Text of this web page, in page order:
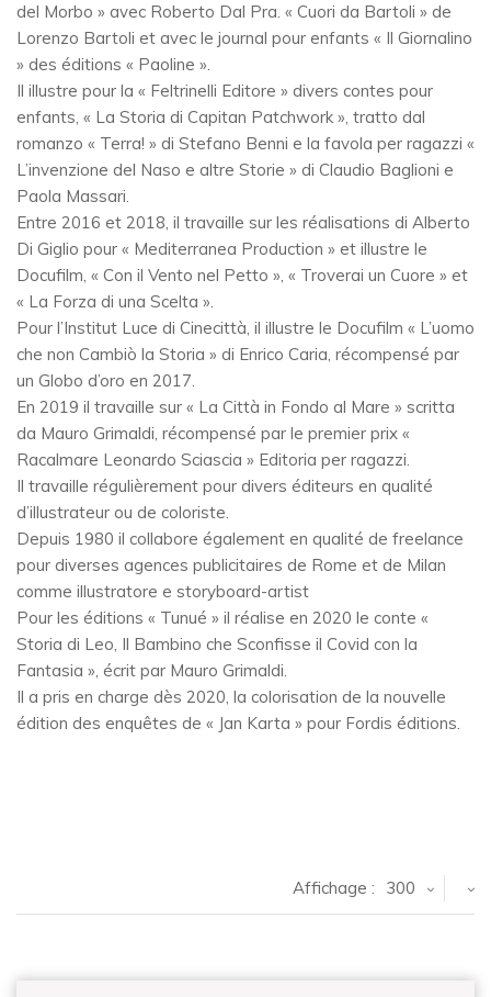
del Morbo » avec Roberto Dal Pra. « Cuori da Bartoli » de
Lorenzo Bartoli et avec le journal pour enfants « Il Giornalino
» des éditions « Paoline ».
Il illustre pour la « Feltrinelli Editore » divers contes pour
enfants, « La Storia di Capitan Patchwork », tratto dal
romanzo « Terra! » di Stefano Benni e la favola per ragazzi «
L’invenzione del Naso e altre Storie » di Claudio Baglioni e
Paola Massari.
Entre 2016 et 2018, il travaille sur les réalisations di Alberto
Di Giglio pour « Mediterranea Production » et illustre le
Docufilm, « Con il Vento nel Petto », « Troverai un Cuore » et
« La Forza di una Scelta ».
Pour l’Institut Luce di Cinecittà, il illustre le Docufilm « L’uomo
che non Cambiò la Storia » di Enrico Caria, récompensé par
un Globo d’oro en 2017.
En 2019 il travaille sur « La Città in Fondo al Mare » scritta
da Mauro Grimaldi, récompensé par le premier prix «
Racalmare Leonardo Sciascia » Editoria per ragazzi.
Il travaille régulièrement pour divers éditeurs en qualité
d’illustrateur ou de coloriste.
Depuis 1980 il collabore également en qualité de freelance
pour diverses agences publicitaires de Rome et de Milan
comme illustratore e storyboard-artist
Pour les éditions « Tunué » il réalise en 2020 le conte «
Storia di Leo, Il Bambino che Sconfisse il Covid con la
Fantasia », écrit par Mauro Grimaldi.
Il a pris en charge dès 2020, la colorisation de la nouvelle
édition des enquêtes de « Jan Karta » pour Fordis éditions.
Affichage : 300